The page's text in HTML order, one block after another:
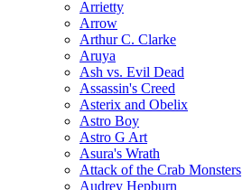
Arrietty
Arrow
Arthur C. Clarke
Aruya
Ash vs. Evil Dead
Assassin's Creed
Asterix and Obelix
Astro Boy
Astro G Art
Asura's Wrath
Attack of the Crab Monsters
Audrey Hepburn